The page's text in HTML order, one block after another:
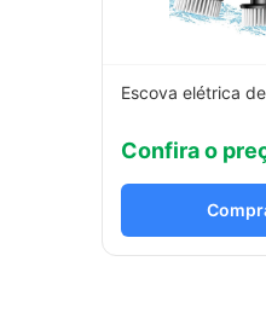
Escova elétrica
Confira o